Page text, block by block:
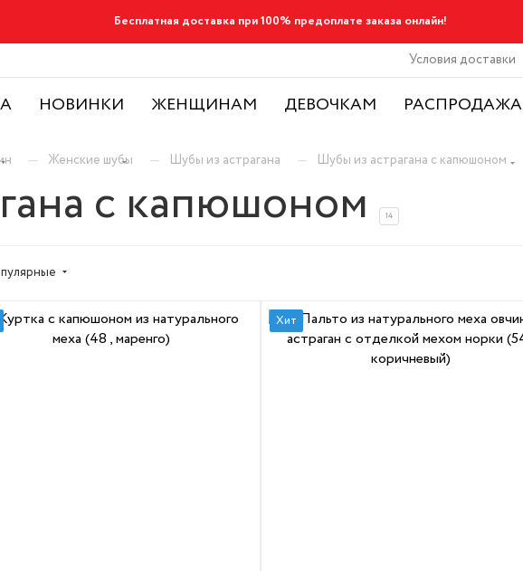
Бесплатная доставка при 100% предоплате заказа онлайн!
Условия доставки
НОВИНКИ ЖЕНЩИНАМ ДЕВОЧКАМ РАСПРОДАЖА
— Женские шубы — Шубы из астрагана — Шубы из астрагана с капюшоном
с капюшоном 14
Хит